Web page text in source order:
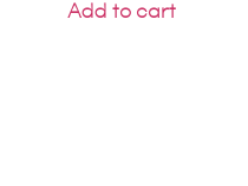
Add to cart